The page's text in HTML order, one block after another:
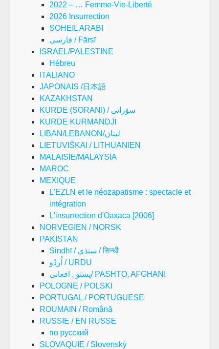
2022 – … Femme-Vie-Liberté
2026 Insurrection
SOHEIL ARABI
فارسی / Fārsī
ISRAEL/PALESTINE
Hébreu
ITALIANO
JAPONAIS /日本語
KAZAKHSTAN
KURDE (SORANI) / سۆرانی
KURDE KURMANDJI
LIBAN/LEBANON/لبنان
LIETUVIŠKAI / LITHUANIEN
MALAISIE/MALAYSIA
MAROC
MEXIQUE
L'EZLN et le néozapatisme : spectacle et
intégration
L'insurrection d'Oaxaca [2006]
NORVEGIEN / NORSK
PAKISTAN
Sindhī / سنڌي / सिन्धी
اُردُو / URDU
پښتو , افغانی/ PASHTO, AFGHANI
POLOGNE / POLSKI
PORTUGAL / PORTUGUESE
ROUMAIN / Română
RUSSIE / EN RUSSE
по русский
SLOVAQUIE / Slovenský